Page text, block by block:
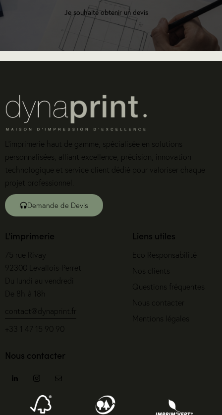
Je souhaite obtenir un devis
L’imprimerie haut de gamme, spécialisée en solutions
personnalisées, alliant excellence, précision, innovation
technologique et service client dédié pour valoriser chaque
projet professionnel.
Demande de Devis
L'imprimerie
75 rue Rivay
92300 Levallois-Perret
Du lundi au vendredi
De 8h à 18h
contact@dynaprint.fr
+33 1 47 15 90 90
Liens utiles
Eco Responsabilité
Nos clients
Questions fréquentes
Nous contacter
Mentions légales
Nous contacter